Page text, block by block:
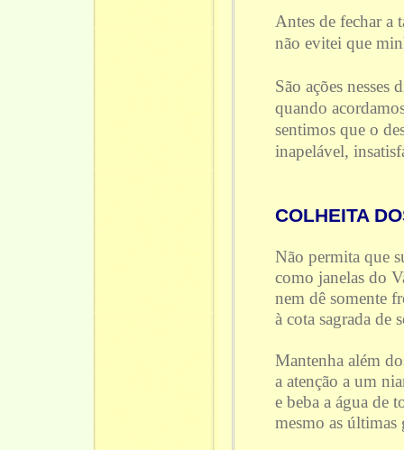
Antes de fechar a
não evitei que
São ações nesses
quando
sentimos que o
inapelável,
COLHEITA
Não permita que
como janelas do
nem dê somente
à cota sagrada de
Mantenha além
a atenção a um
e beba a água de
mesmo as